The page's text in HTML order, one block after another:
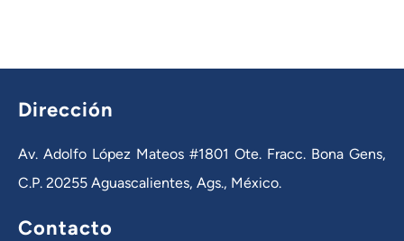
Dirección
Av. Adolfo López Mateos #1801 Ote. Fracc. Bona Gens,
C.P. 20255 Aguascalientes, Ags., México.
Contacto